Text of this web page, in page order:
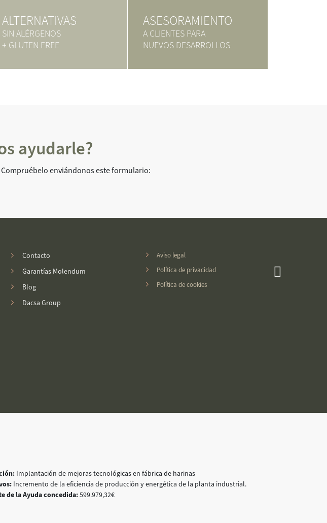
ALTERNATIVAS
SIN ALÉRGENOS
+ GLUTEN FREE
ASESORAMIENTO
A CLIENTES PARA
NUEVOS DESARROLLOS
ayudarle?
enviándonos este formulario:
Contacto
Garantías Molendum
Blog
Dacsa Group
Aviso legal
Política de privacidad
Política de cookies
Implantación de mejoras tecnológicas en fábrica de harinas
Incremento de la eficiencia de producción y energética de la planta industrial.
de la Ayuda concedida:599.979,32€